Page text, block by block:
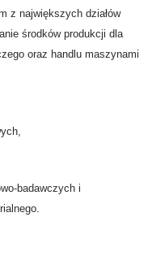
z największych działów
środków produkcji dla
oraz handlu maszynami
badawczych i